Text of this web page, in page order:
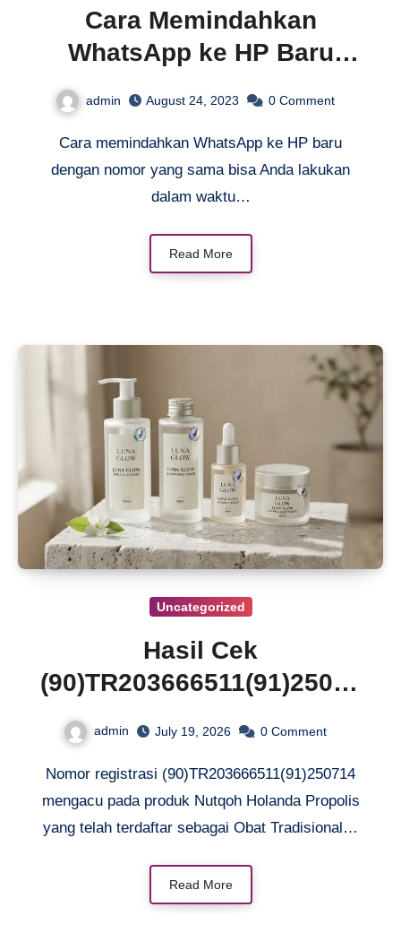
Cara Memindahkan
WhatsApp ke HP Baru
dengan Nomor yang Sama
admin August 24, 2023 0 Comment
Cara memindahkan WhatsApp ke HP baru
dengan nomor yang sama bisa Anda lakukan
dalam waktu…
Read More
Uncategorized
Hasil Cek
(90)TR203666511(91)25071
Registrasi Nutqoh Holanda
Propolis
admin July 19, 2026 0 Comment
Nomor registrasi (90)TR203666511(91)250714
mengacu pada produk Nutqoh Holanda Propolis
yang telah terdaftar sebagai Obat Tradisional…
Read More